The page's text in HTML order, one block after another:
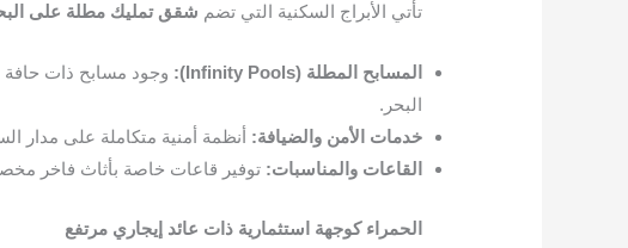
تأتي الأبراج السكنية التي تضم شقق تمليك مطلة على
المسابح المطلة (Infinity Pools):
وجود مسابح ذات حافة
البحر.
خدمات الأمن والضيافة: أنظمة أمنية متكاملة على مدار
القاعات والمناسبات: توفير قاعات خاصة بأثاث فاخر
الحمراء كوجهة استثمارية ذات عائد إيجاري مرتفع